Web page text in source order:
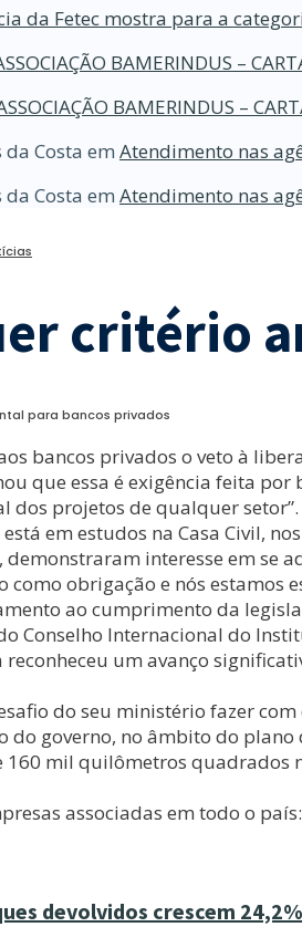
da Fetec mostra para a
BAMERINDUS –
BAMERINDUS –
da Costa em Atendimento nas
da Costa em Atendimento nas
critério
para bancos privados
bancos privados o veto à
que essa é exigência feita
projetos de qualquer setor”.
em estudos na Casa Civil,
interesse em se
como obrigação e nós
ao cumprimento da
Conselho Internacional do
um avanço
do seu ministério fazer
do governo, no âmbito do
mil quilômetros quadrados
associadas em todo o
devolvidos crescem 24,2%